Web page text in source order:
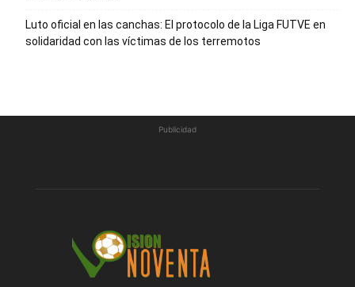
Luto oficial en las canchas: El protocolo de la Liga FUTVE en
solidaridad con las víctimas de los terremotos
Publicidad